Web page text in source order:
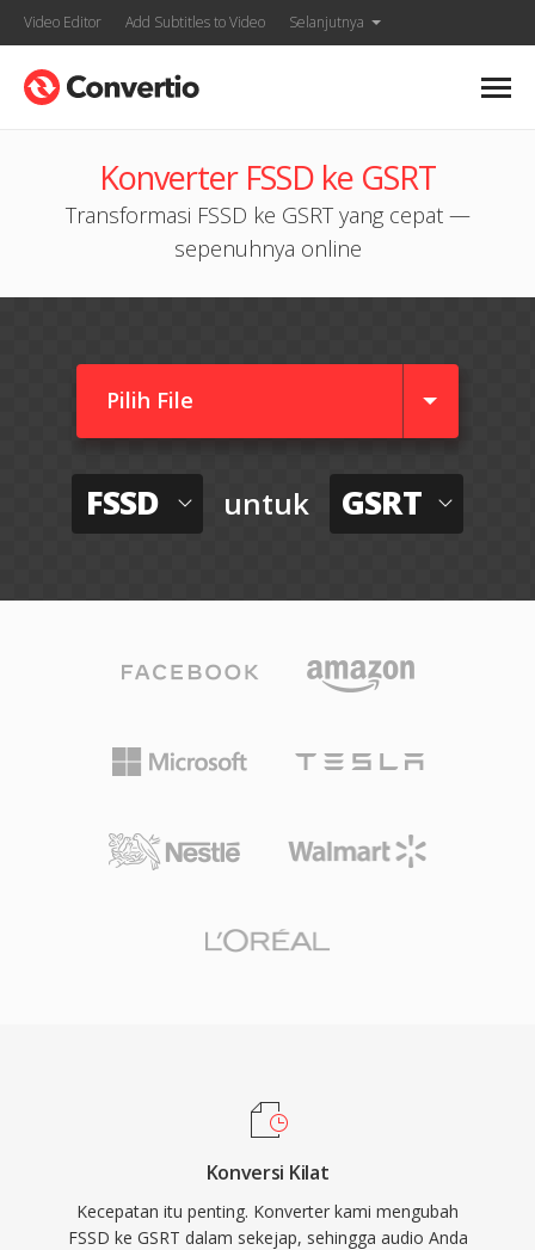
Video Editor Add Subtitles to Video Selanjutnya
Konverter FSSD ke GSRT
Transformasi FSSD ke GSRT yang cepat —
sepenuhnya online
Pilih File
FSSD untuk GSRT
Konversi Kilat
Kecepatan itu penting. Konverter kami mengubah
FSSD ke GSRT dalam sekejap, sehingga audio Anda